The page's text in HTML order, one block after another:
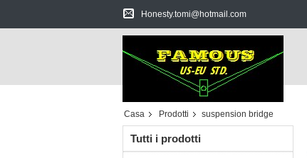
Honesty.tomi@hotmail.com
Casa Prodotti suspension bridge
Tutti i prodotti